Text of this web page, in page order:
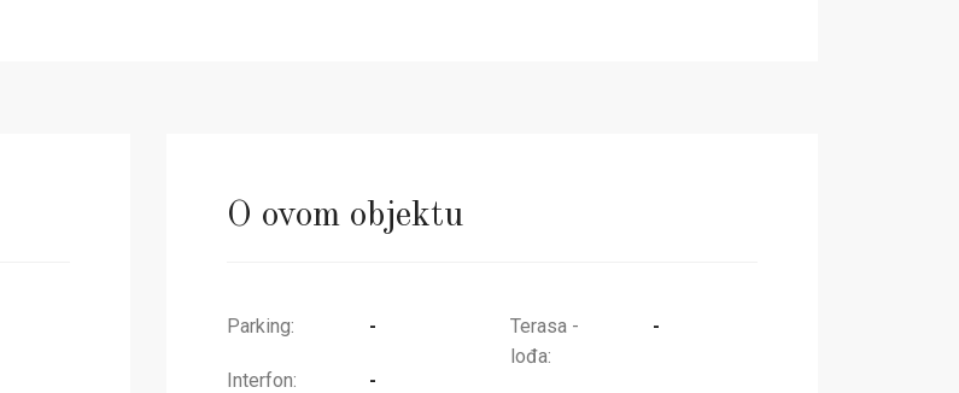
O ovom objektu
Parking: -
Interfon: -
Terasa -
lođa:
-